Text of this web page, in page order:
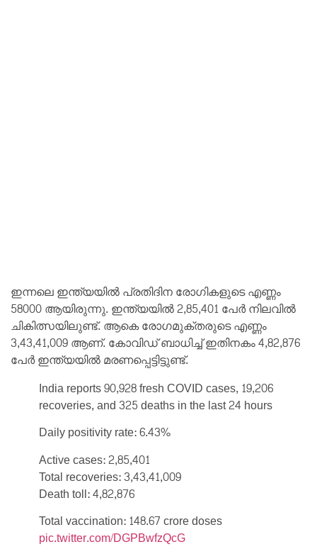
ഇന്നലെ ഇന്ത്യയിൽ പ്രതിദിന രോഗികളുടെ എണ്ണം
58000 ആയിരുന്നു. ഇന്ത്യയിൽ 2,85,401 പേര്‍ നിലവില്‍
ചികിത്സയിലുണ്ട്. ആകെ രോഗമുക്തരുടെ എണ്ണം
3,43,41,009 ആണ്. കോവിഡ് ബാധിച്ച് ഇതിനകം 4,82,876
പേർ ഇന്ത്യയിൽ മരണപ്പെട്ടിട്ടുണ്ട്.
India reports 90,928 fresh COVID cases, 19,206
recoveries, and 325 deaths in the last 24 hours
Daily positivity rate: 6.43%
Active cases: 2,85,401
Total recoveries: 3,43,41,009
Death toll: 4,82,876
Total vaccination: 148.67 crore doses
pic.twitter.com/DGPBwfzQcG